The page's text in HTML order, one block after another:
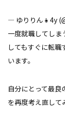
— ゆりりん👧4y
一度就職してし
してもすぐに転
います。
自分にとって最
を再度考え直し